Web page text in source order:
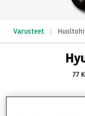
Varusteet
77